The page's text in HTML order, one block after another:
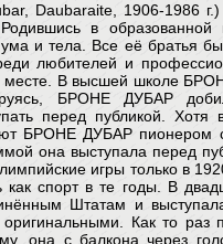
Daubaraite, 1906-1986
в
и тела. Все её братья
любителей и
месте. В высшей школе
БРОНЕ ДУБАР
перед публикой.
БРОНЕ ДУБАР
она выступала перед
игры только в
спорт в те годы. В
Штатам и
Как то раз
она с балкона через